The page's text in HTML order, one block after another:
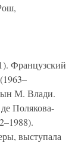
Французский
М. Влади.
Полякова-
выступала